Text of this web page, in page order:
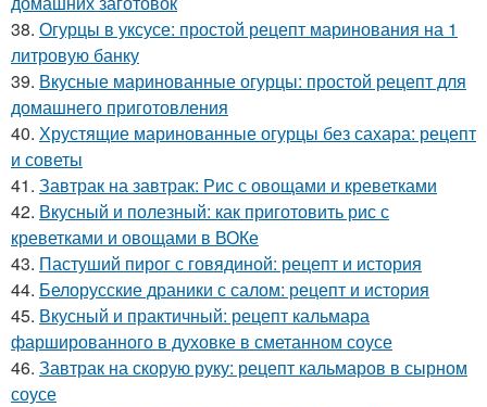
38. Огурцы в уксусе: простой рецепт маринования на 1
литровую банку
39. Вкусные маринованные огурцы: простой рецепт для
домашнего приготовления
40. Хрустящие маринованные огурцы без сахара: рецепт
и советы
41. Завтрак на завтрак: Рис с овощами и креветками
42. Вкусный и полезный: как приготовить рис с
креветками и овощами в ВОКе
43. Пастуший пирог с говядиной: рецепт и история
44. Белорусские драники с салом: рецепт и история
45. Вкусный и практичный: рецепт кальмара
фаршированного в духовке в сметанном соусе
46. Завтрак на скорую руку: рецепт кальмаров в сырном
соусе